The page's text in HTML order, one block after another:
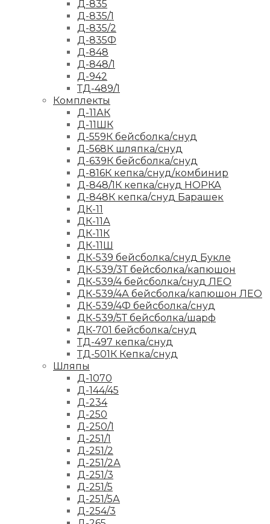
Д-835
Д-835/1
Д-835/2
Д-835Ф
Д-848
Д-848/1
Д-942
ТД-489/1
Комплекты
Д-11АК
Д-11ШК
Д-559К бейсболка/снуд
Д-568К шляпка/снуд
Д-639К бейсболка/снуд
Д-816К кепка/снуд/комбинир
Д-848/1К кепка/снуд НОРКА
Д-848К кепка/снуд Барашек
ДК-11
ДК-11А
ДК-11К
ДК-11Ш
ДК-539 бейсболка/снуд Букле
ДК-539/3Т бейсболка/капюшон
ДК-539/4 бейсболка/снуд ЛЕО
ДК-539/4А бейсболка/капюшон ЛЕО
ДК-539/4Ф бейсболка/снуд
ДК-539/5Т бейсболка/шарф
ДК-701 бейсболка/снуд
ТД-497 кепка/снуд
ТД-501К Кепка/снуд
Шляпы
Д-1070
Д-144/45
Д-234
Д-250
Д-250/1
Д-251/1
Д-251/2
Д-251/2А
Д-251/3
Д-251/5
Д-251/5А
Д-254/3